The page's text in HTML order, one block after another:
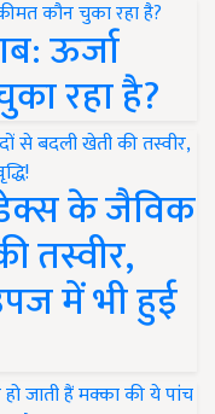
ऊर्जा
रहा है?
के जैविक
तस्वीर,
में भी हुई